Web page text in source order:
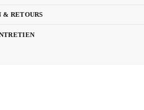
& RETOURS